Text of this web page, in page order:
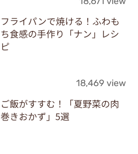
フライパンで焼ける！ふわも
ち食感の手作り「ナン」レシ
ピ
18,469 view
ご飯がすすむ！「夏野菜の肉
巻きおかず」5選